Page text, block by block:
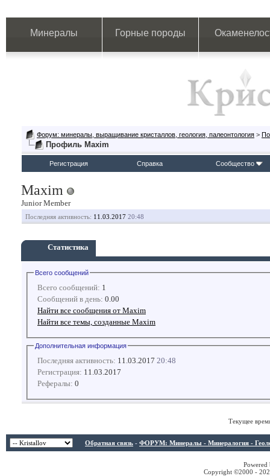
Минералы Горные породы
Форум: минералы, выращивание кристаллов, геология, палеонтология >
Профиль Maxim
Регистрация Справка Сообщество
Maxim
Junior Member
Последняя активность: 11.03.2017 20:48
Статистика
Всего сообщений
Всего сообщений: 1
Сообщений в день: 0.00
Найти все сообщения от Maxim
Найти все темы, созданные Maxim
Дополнительная информация
Последняя активность: 11.03.2017 20:48
Регистрация: 11.03.2017
Рефералы: 0
Текущее
Обратная связь - ФОРУМ: Минералы - Минералогия -
Copyright ©2000 -